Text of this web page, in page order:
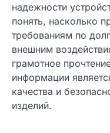
надежности
понять, насколько
требованиям по
внешним
грамотное
информации
качества и
изделий.